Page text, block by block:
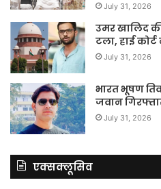
July 31, 2026
उमर खालिद
टला, हाई
July 31, 2026
भारत भूषण
जवान
July 31, 2026
एक्सक्लूसिव